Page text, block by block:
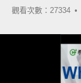
觀看次數：27334 •